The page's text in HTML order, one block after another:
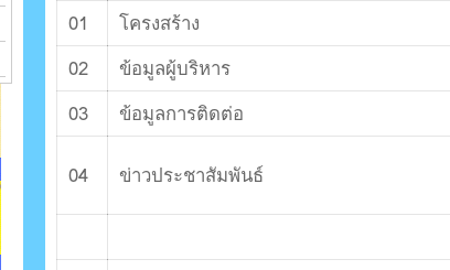
01 โครงสร้าง
02
ข้อมูลผู้บริหาร
03
ข้อมูลการติดต่อ
04 ข่าวประชาสัมพันธ์